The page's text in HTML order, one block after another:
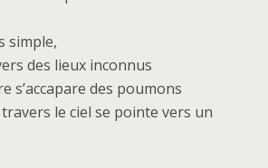
simple,
des lieux inconnus
s’accapare des poumons
le ciel se pointe vers un